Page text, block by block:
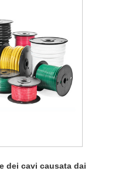
dei cavi causata dai